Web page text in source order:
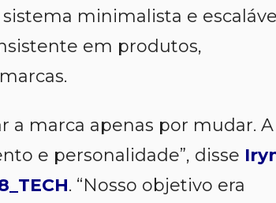
minimalista e
em produtos,
a marca apenas por mudar. A
e personalidade”, disse
. “Nosso objetivo era